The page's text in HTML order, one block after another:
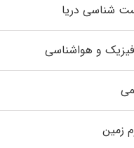
شناسی دریا
و هواشناسی
زمین